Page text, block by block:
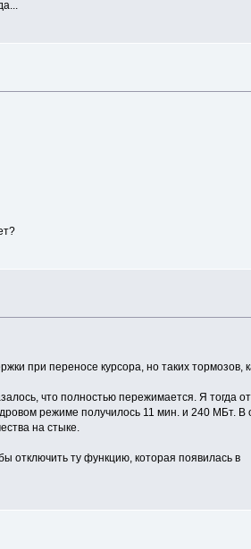
при переносе курсора, но таких тормозов,
что полностью пережимается. Я тогда
режиме получилось 11 мин. и 240 МБт. В
на стыке.
отключить ту функцию, которая появилась в